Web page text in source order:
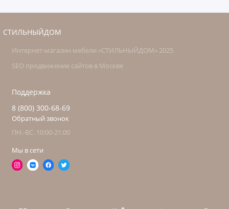
СТИЛЬНЫЙДОМ
Интернет-магазин мебели «СТИЛЬНЫЙДОМ» 2025
SEO продвижение сайтов в Москве
Поддержка
8 (800) 300-68-69
Обратный звонок
ПН.-ВС. 10:00-21:00
Мы в сети